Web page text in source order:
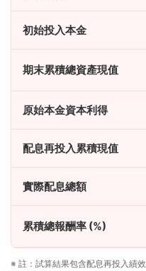
初始投入本金
期末累積總資產現值
原始本金資本利得
配息再投入累積現值
實際配息總額
累積總報酬率 (%)
※ 註：試算結果包含配息再投入績